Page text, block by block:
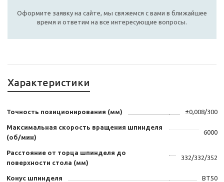
Оформите заявку на сайте, мы свяжемся с вами в ближайшее
время и ответим на все интересующие вопросы.
Характеристики
Точность позиционирования (мм) ±0,008/300
Максимальная скорость вращения шпинделя
(об/мин)
6000
Расстояние от торца шпинделя до
поверхности стола (мм)
332/332/352
Конус шпинделя BT50